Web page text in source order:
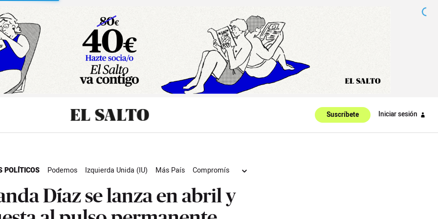
Suscríbete Iniciar sesión
POLÍTICOS Podemos Izquierda Unida (IU) Más País
Compromís
Díaz se lanza en abril y